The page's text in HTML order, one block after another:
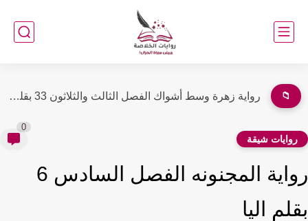
📁 رواية زهرة وسط أشواك الفصل الثالث والثلاثون 33 بقلم فريدة...
شيقة
رواية المجنونه الفصل السادس 6
اليا